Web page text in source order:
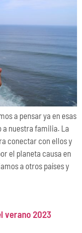
a pensar ya en esas
nuestra familia. La
conectar con ellos y
el planeta causa en
a otros países y
verano 2023